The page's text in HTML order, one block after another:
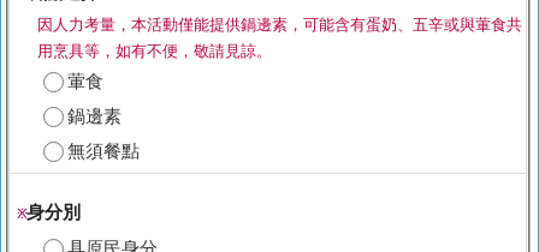
因人力考量，本活動僅能提供鍋邊素，可能含有蛋奶、五辛或與葷食共
用烹具等，如有不便，敬請見諒。
葷食
鍋邊素
無須餐點
※身分別